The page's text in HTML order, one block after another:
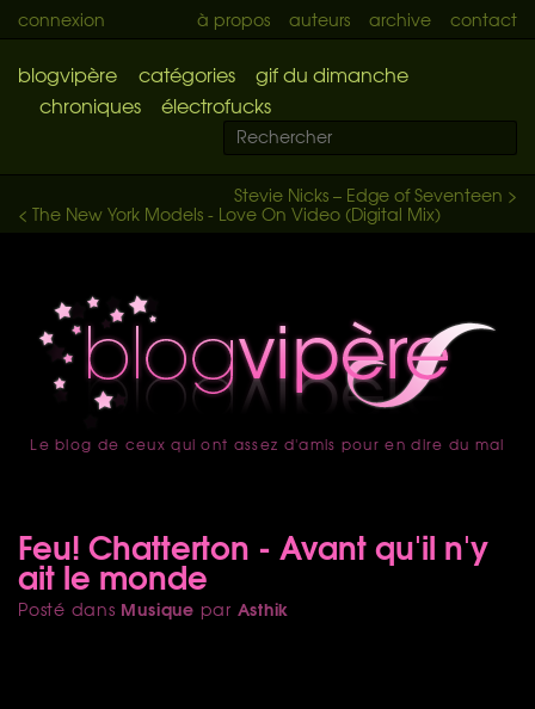
connexion à propos auteurs archive contact
blogvipère catégories
gif du dimanche
chroniques
électrofucks
Stevie Nicks – Edge of Seventeen >
< The New York Models - Love On Video (Digital Mix)
accueil
Le blog de ceux qui ont assez d'amis pour en dire du mal
Feu! Chatterton - Avant qu'il n'y
ait le monde
Posté dans Musique par Asthik